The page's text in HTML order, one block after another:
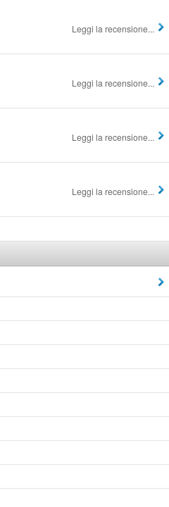
Leggi la recensione...
Leggi la recensione...
Leggi la recensione...
Leggi la recensione...